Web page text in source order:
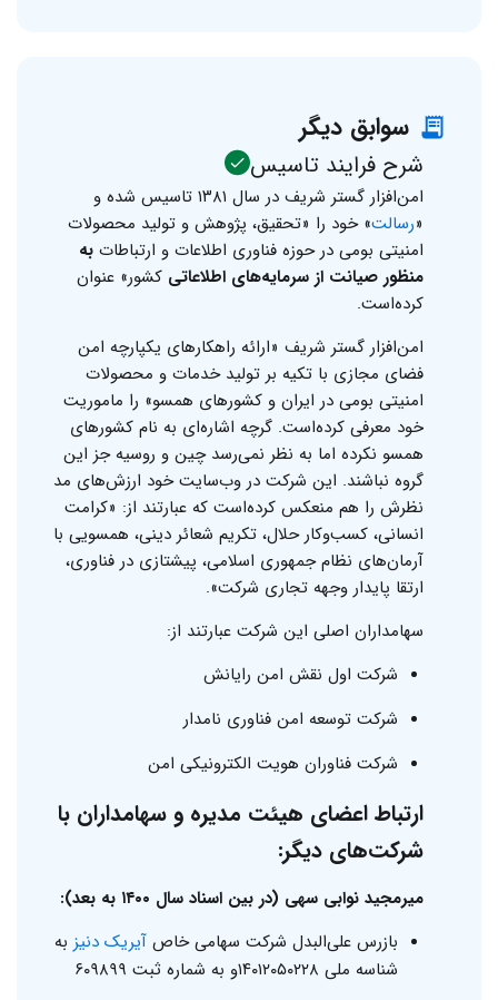
سوابق دیگر
شرح فرایند تاسیس
امن‌افزار گستر شریف در سال ۱۳۸۱ تاسیس شده و
«رسالت» خود را «تحقیق، پژوهش و تولید محصولات
امنیتی بومی در حوزه فناوری اطلاعات و ارتباطاتبه
منظور صیانت از سرمایه‌های اطلاعاتی کشور»‌ عنوان
کرده‌است.
امن‌افزار گستر شریف «ارائه راهکارهای یکپارچه امن
فضای مجازی با تکیه بر تولید خدمات و محصولات
امنیتی بومی در ایران و کشورهای همسو» را ماموریت
خود معرفی کرده‌است. گرچه اشاره‌ای به نام کشورهای
همسو نکرده اما به نظر نمی‌رسد چین و روسیه جز این
گروه نباشند. این شرکت در وب‌سایت خود ارزش‌های مد
نظرش را هم منعکس کرده‌است که عبارتند از: «کرامت
انسانی، کسب‌وکار حلال، تکریم شعائر دینی، همسویی با
آرمان‌های نظام جمهوری اسلامی، پیشتازی در فناوری،
ارتقا پایدار وجهه تجاری شرکت».
سهامداران اصلی این شرکت عبارتند از:‌
شرکت اول نقش امن رایانش
شرکت توسعه امن فناوری نامدار
شرکت فناوران هویت الکترونیکی امن
ارتباط اعضای هیئت مدیره و سهامداران با
شرکت‌های دیگر:
میرمجید نوابی سهی (در بین اسناد سال ۱‍۴۰۰ به بعد):
بازرس علی‌البدل شرکت سهامی خاص آیریک دنیز به
شناسه ملی ۱۴۰۱۲۰۵۰۲۲۸و به شماره ثبت ۶۰۹۸۹۹